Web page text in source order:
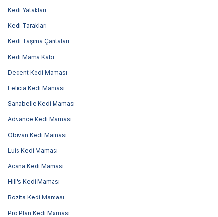
Kedi Yatakları
Kedi Tarakları
Kedi Taşıma Çantaları
Kedi Mama Kabı
Decent Kedi Maması
Felicia Kedi Maması
Sanabelle Kedi Maması
Advance Kedi Maması
Obivan Kedi Maması
Luis Kedi Maması
Acana Kedi Maması
Hill's Kedi Maması
Bozita Kedi Maması
Pro Plan Kedi Maması